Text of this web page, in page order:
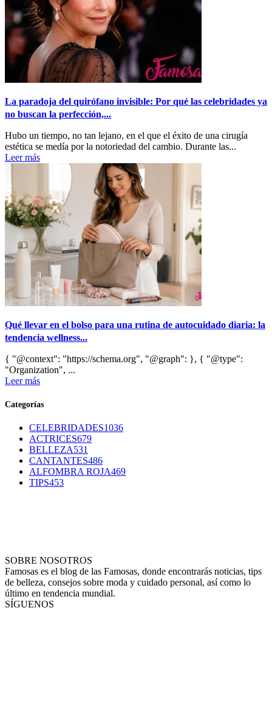
La paradoja del quirófano invisible: Por qué las celebridades ya
no buscan la perfección,...
Hubo un tiempo, no tan lejano, en el que el éxito de una cirugía
estética se medía por la notoriedad del cambio. Durante las...
Leer más
Qué llevar en el bolso para una rutina de autocuidado diaria: la
tendencia wellness...
{ "@context": "https://schema.org", "@graph": }, { "@type":
"Organization", ...
Leer más
Categorías
CELEBRIDADES1036
ACTRICES679
BELLEZA531
CANTANTES486
ALFOMBRA ROJA469
TIPS453
SOBRE NOSOTROS
Famosas es el blog de las Famosas, donde encontrarás noticias, tips
de belleza, consejos sobre moda y cuidado personal, así como lo
último en tendencia mundial.
SÍGUENOS